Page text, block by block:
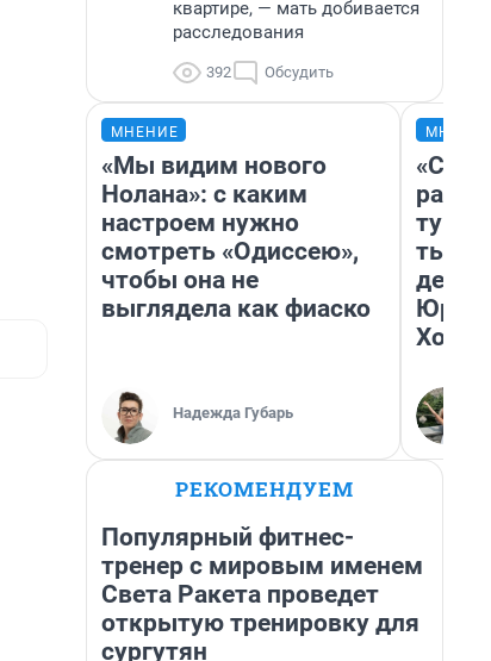
квартире, — мать добивается
расследования
392 Обсудить
МНЕНИЕ
«Мы видим нового
Нолана»: с каким
настроем нужно
смотреть «Одиссею»,
чтобы она не
выглядела как фиаско
Надежда Губарь
день
РЕКОМЕНДУЕМ
Популярный фитнес-
тренер с мировым именем
Света Ракета проведет
открытую тренировку для
сургутян